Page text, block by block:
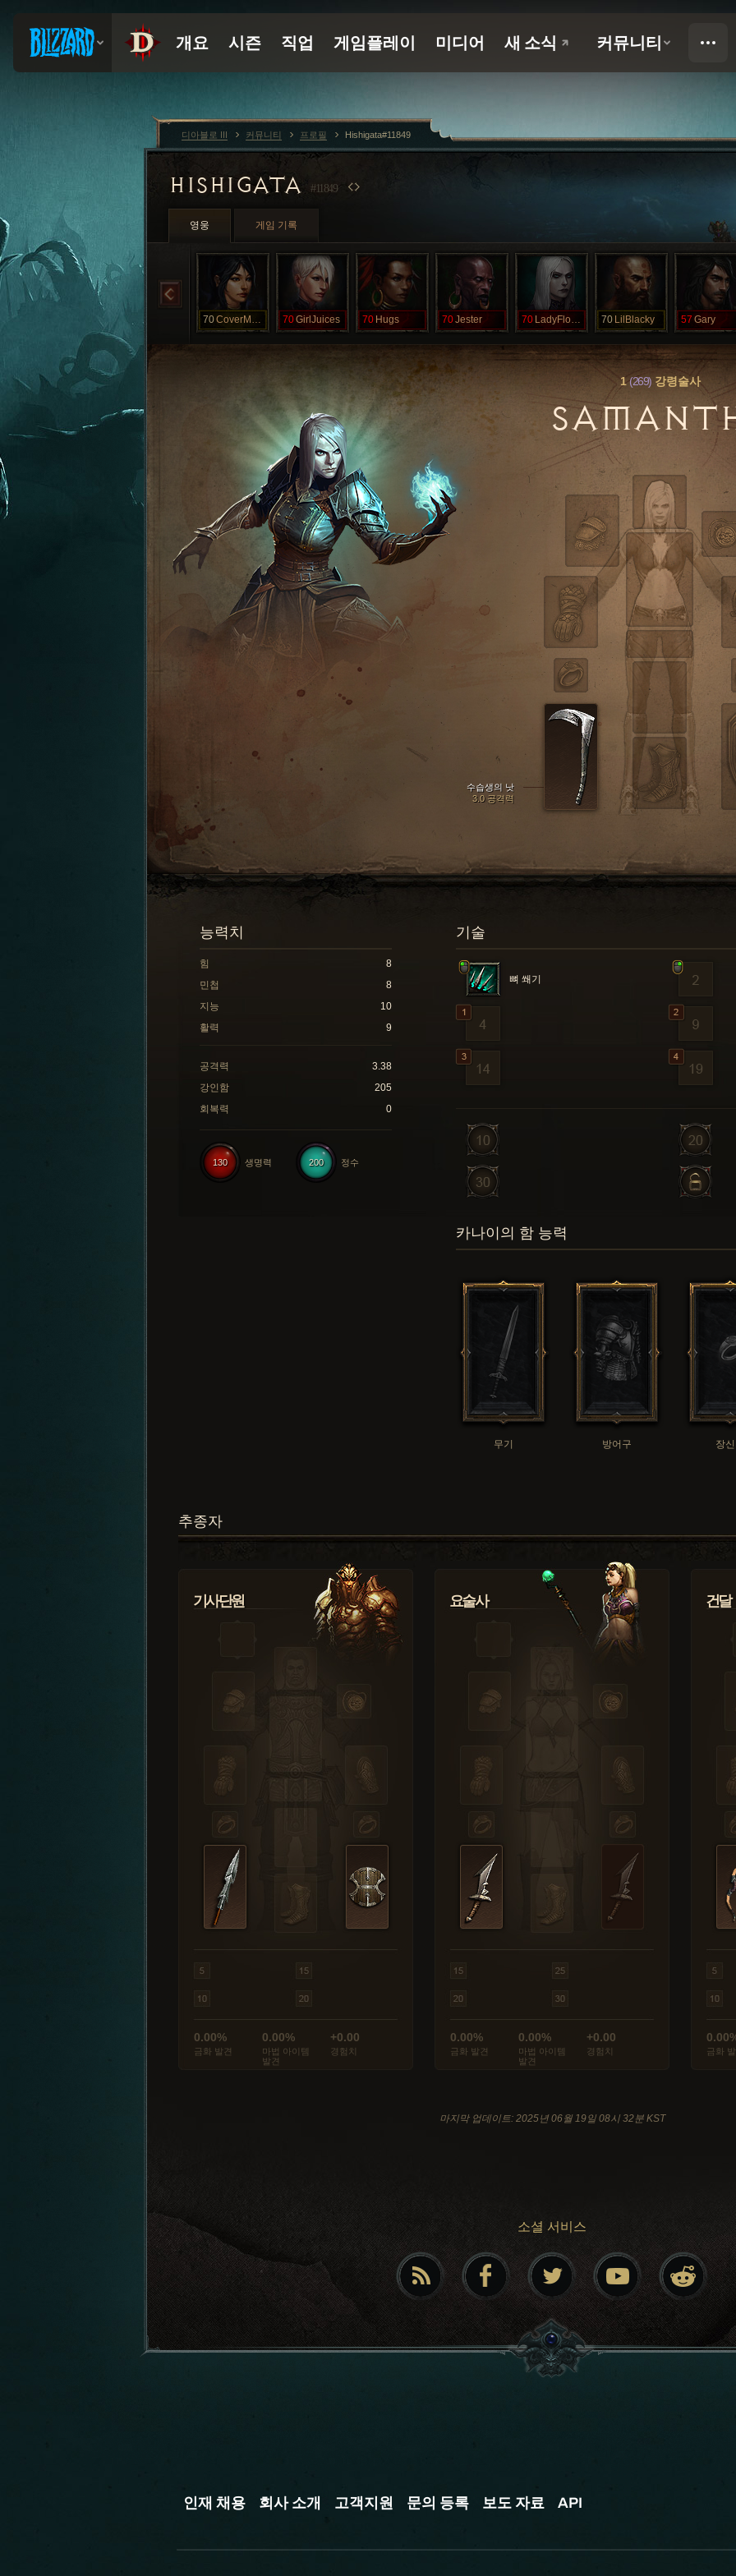
HISHIGATA #11849
영웅 게임 기록
70 CoverMeInJiz 70GirlJuices 70 Hugs 70Jester 70 LadyFlowers 70 LilBlacky 57Gary
1(269) 강령술사
수습생의 낫
3.0 공격력
기술
뼈 쐐기
능력치
힘
8
민첩
8
지능
10
활력
9
공격력
3.38
강인함
205
회복력
0
200 정수
130 생명력
카나이의 함 능력
무기 방어구 장
추종자
기사단원
0.00%
금화 발견
0.00%
마법 아이템
발견
+0.00
경험치
요술사
0.00%
금화 발견
0.00%
마법 아이템
발견
+0.00
경험치
건달
금화
마지막 업데이트: 2025년 06월 19일 08시 32분 KST
소셜 서비스
디아블로 III 커뮤니티 프로필 Hishigata#11849